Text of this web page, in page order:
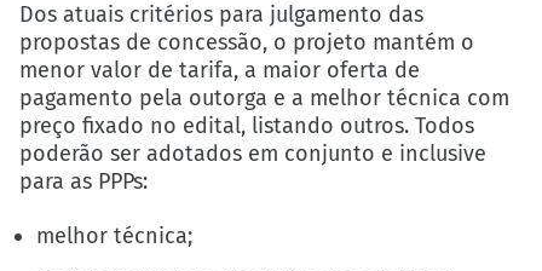
Dos atuais critérios para julgamento das
propostas de concessão, o projeto mantém o
menor valor de tarifa, a maior oferta de
pagamento pela outorga e a melhor técnica com
preço fixado no edital, listando outros. Todos
poderão ser adotados em conjunto e inclusive
para as PPPs:
melhor técnica;